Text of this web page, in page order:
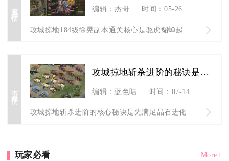
查看详情 编辑：杰哥 时间：05-26
查看详情
攻城掠地斩杀进阶的秘诀是什么
编辑：蓝色咕 时间：07-14
玩家必看 More+